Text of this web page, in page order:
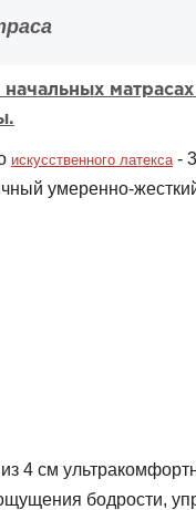
искусственного латекса -
умеренно-
4 см
бодрости,